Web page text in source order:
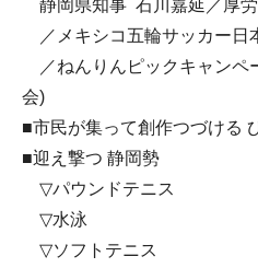
静岡県知事 石川嘉延／厚
／メキシコ五輪サッカー日
／ねんりんピックキャンペ
会)
■市民が集って創作つづける
■迎え撃つ 静岡勢
▽パウンドテニス
▽水泳
▽ソフトテニス